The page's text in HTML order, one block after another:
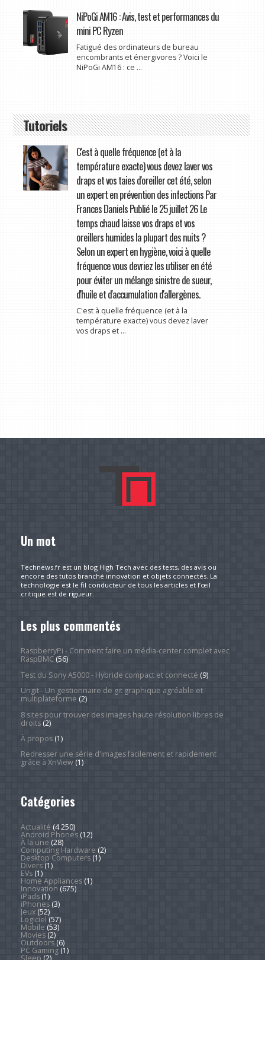
NiPoGi AM16 : Avis, test et performances du
mini PC Ryzen
Fatigué des ordinateurs de bureau
encombrants et énergivores ? Voici le
NiPoGi AM16 : ce ...
Tutoriels
C'est à quelle fréquence (et à la
température exacte) vous devez laver vos
draps et vos taies d'oreiller cet été, selon
un expert en prévention des infections Par
Frances Daniels Publié le 25 juillet 26 Le
temps chaud laisse vos draps et vos
oreillers humides la plupart des nuits ?
Selon un expert en hygiène, voici à quelle
fréquence vous devriez les utiliser en été
pour éviter un mélange sinistre de sueur,
d'huile et d'accumulation d'allergènes.
C'est à quelle fréquence (et à la
température exacte) vous devez laver
vos draps et ...
Un mot
Technews.fr est un blog High Tech avec des tests, des avis ou
encore des tutos branché innovation et objets connectés. La
technologie est le fil conducteur de tous les articles et l’œil
critique est de rigueur.
Les plus commentés
RaspberryPi - Comment faire un média-center complet avec
RaspBMC(56)
Test du Sony A5000 - Hybride compact et connecté (9)
Ungit - Un gestionnaire de git graphique agréable et
multiplateforme (2)
8 sites pour trouver des images haute résolution libres de
droits(2)
À propos(1)
Redresser une série d'images facilement et rapidement
grâce à XnView(1)
Catégories
Actualité (4 250)
Android Phones(12)
À la une (28)
Computing Hardware (2)
Desktop Computers(1)
Divers(1)
EVs(1)
Home Appliances(1)
Innovation (675)
iPads(1)
iPhones(3)
Jeux(52)
Logiciel (57)
Mobile (53)
Movies(2)
Outdoors(6)
PC Gaming(1)
Sleep(2)